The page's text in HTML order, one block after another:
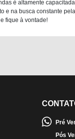
é altamente
e na busca constante
fique à vontade!
Pré
Pós